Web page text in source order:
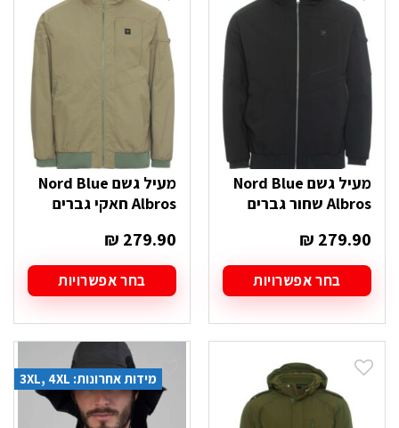
ניתן
לבחור
את
האפשרויות
בעמוד
המוצר
ניתן
לבחור
את
האפשרויות
בעמוד
המוצר
מעיל גשם Nord Blue
Albros שחור גברים
₪ 279.90
בחר אפשרויות
זה
יש
סוגים.
לבחור
מעיל גשם Nord Blue
Albros חאקי גברים
₪ 279.90
בחר אפשרויות
זה
יש
סוגים.
ניתן
לבחור
מידות אחרונות: 3XL, 4XL